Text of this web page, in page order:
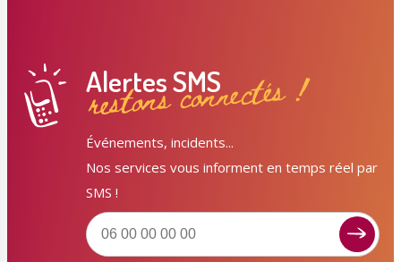
Alertes SMS
restons connectés !
Événements, incidents...
Nos services vous informent en temps réel par
SMS !